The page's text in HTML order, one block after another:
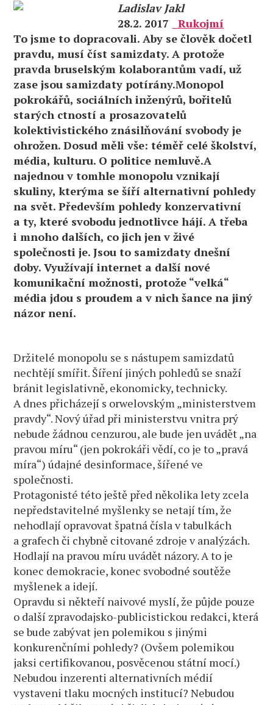
Ladislav Jakl
28.2. 2017
Rukojmí
To jsme to dopracovali. Aby se člověk dočetl
pravdu, musí číst samizdaty. A protože
pravda bruselským kolaborantům vadí, už
zase jsou samizdaty potírány.Monopol
pokrokářů, sociálních inženýrů, bořitelů
starých ctností a prosazovatelů
kolektivistického znásilňování svobody je
ohrožen. Dosud měli vše: téměř celé školství,
média, kulturu. O politice nemluvě.A
najednou v tomhle monopolu vznikají
skuliny, kterýma se šíří alternativní pohledy
na svět. Především pohledy konzervativní
a ty, které svobodu jednotlivce hájí. A třeba
i mnoho dalších, co jich jen v živé
společnosti je. Jsou to samizdaty dnešní
doby. Využívají internet a další nové
komunikační možnosti, protože “velká“
média jdou s proudem a v nich šance na jiný
názor není.
Držitelé monopolu se s nástupem samizdatů
nechtějí smířit. Šíření jiných pohledů se snaží
bránit legislativně, ekonomicky, technicky.
A dnes přicházejí s orwelovským „ministerstvem
pravdy“. Nový úřad při ministerstvu vnitra prý
nebude žádnou cenzurou, ale bude jen uvádět „na
pravou míru“ (jen pokrokáři vědí, co je to „pravá
míra“) údajné desinformace, šířené ve
společnosti.
Protagonisté této ještě před několika lety zcela
nepředstavitelné myšlenky se netají tím, že
nehodlají opravovat špatná čísla v tabulkách
a grafech či chybně citované zdroje v analýzách.
Hodlají na pravou míru uvádět názory. A to je
konec demokracie, konec svobodné soutěže
myšlenek a idejí.
Opravdu si někteří naivové myslí, že půjde pouze
o další zpravodajsko-publicistickou redakci, která
se bude zabývat jen polemikou s jinými
konkurenčními pohledy? (Ovšem polemikou
jaksi certifikovanou, posvěcenou státní mocí.)
Nebudou inzerenti alternativních médií
vystaveni tlaku mocných institucí? Nebudou